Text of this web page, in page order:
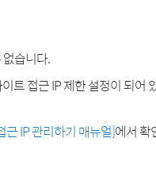
습니다.
트 접근 IP 제한 설정이 되어
근 IP 관리하기 매뉴얼]에서 확